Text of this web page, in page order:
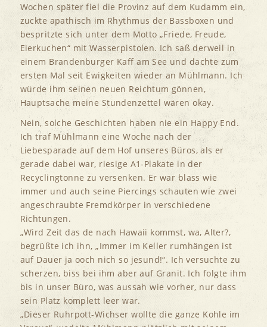
Wochen später fiel die Provinz auf dem Kudamm ein,
zuckte apathisch im Rhythmus der Bassboxen und
bespritzte sich unter dem Motto „Friede, Freude,
Eierkuchen“ mit Wasserpistolen. Ich saß derweil in
einem Brandenburger Kaff am See und dachte zum
ersten Mal seit Ewigkeiten wieder an Mühlmann. Ich
würde ihm seinen neuen Reichtum gönnen,
Hauptsache meine Stundenzettel wären okay.
Nein, solche Geschichten haben nie ein Happy End.
Ich traf Mühlmann eine Woche nach der
Liebesparade auf dem Hof unseres Büros, als er
gerade dabei war, riesige A1-Plakate in der
Recyclingtonne zu versenken. Er war blass wie
immer und auch seine Piercings schauten wie zwei
angeschraubte Fremdkörper in verschiedene
Richtungen.
„Wird Zeit das de nach Hawaii kommst, wa, Alter?,
begrüßte ich ihn, „Immer im Keller rumhängen ist
auf Dauer ja ooch nich so jesund!“. Ich versuchte zu
scherzen, biss bei ihm aber auf Granit. Ich folgte ihm
bis in unser Büro, was aussah wie vorher, nur dass
sein Platz komplett leer war.
„Dieser Ruhrpott-Wichser wollte die ganze Kohle im